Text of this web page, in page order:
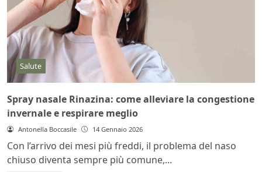
Salute
Spray nasale Rinazina: come alleviare la congestione
invernale e respirare meglio
Antonella Boccasile 14 Gennaio 2026
Con l’arrivo dei mesi più freddi, il problema del naso
chiuso diventa sempre più comune,...